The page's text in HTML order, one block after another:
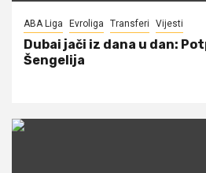
ABA Liga Evroliga Transferi Vijesti
Dubai jači iz dana u dan:
Šengelija